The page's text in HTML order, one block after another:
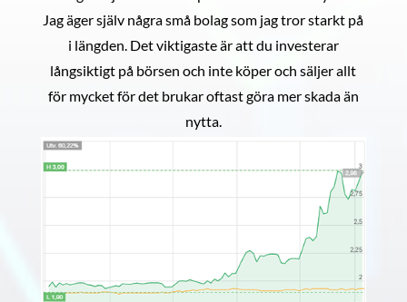
Jag äger själv några små bolag som jag tror starkt på
i längden. Det viktigaste är att du investerar
långsiktigt på börsen och inte köper och säljer allt
för mycket för det brukar oftast göra mer skada än
nytta.